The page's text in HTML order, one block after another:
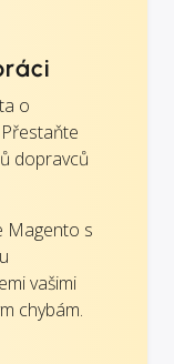
o
dopravců
Magento s
vašimi
chybám.